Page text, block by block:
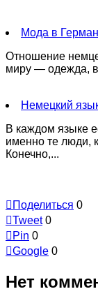
Мода в
Отношение
миру — одежда,
Немецкий
В каждом языке
именно те люди,
Конечно,...
 Поделиться 0
Tweet 0
 Pin 0
Google 0
Нет